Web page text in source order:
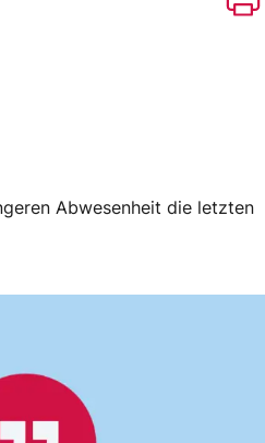
Abwesenheit die letzten